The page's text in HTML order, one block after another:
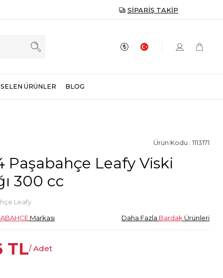
SIPARIŞ TAKIP
ÜRÜNLER BLOG
Ürün Kodu : 1113171
Paşabahçe Leafy Viski
300 cc
Leafy
Markası Daha Fazla Bardak Ürünleri
TL/ Adet